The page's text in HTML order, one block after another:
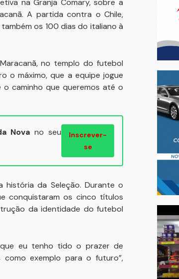
na Granja Comary, sobre a
A partida contra o Chile,
os 100 dias do italiano à
no templo do futebol
o máximo, que a equipe jogue
caminho que queremos até o
Nova no seu
Inscrever-
se
da Seleção. Durante o
conquistaram os cinco títulos
da identidade do futebol
que eu tenho tido o prazer de
exemplo para o futuro”,